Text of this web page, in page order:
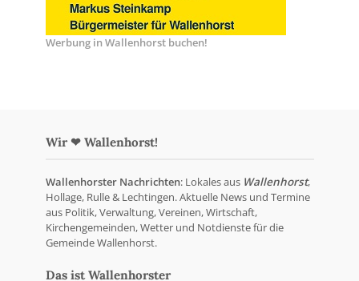
Werbung in Wallenhorst buchen!
Wir ❤ Wallenhorst!
Wallenhorster Nachrichten: Lokales aus Wallenhorst,
Hollage, Rulle & Lechtingen. Aktuelle News und Termine
aus Politik, Verwaltung, Vereinen, Wirtschaft,
Kirchengemeinden, Wetter und Notdienste für die
Gemeinde Wallenhorst.
Das ist Wallenhorster